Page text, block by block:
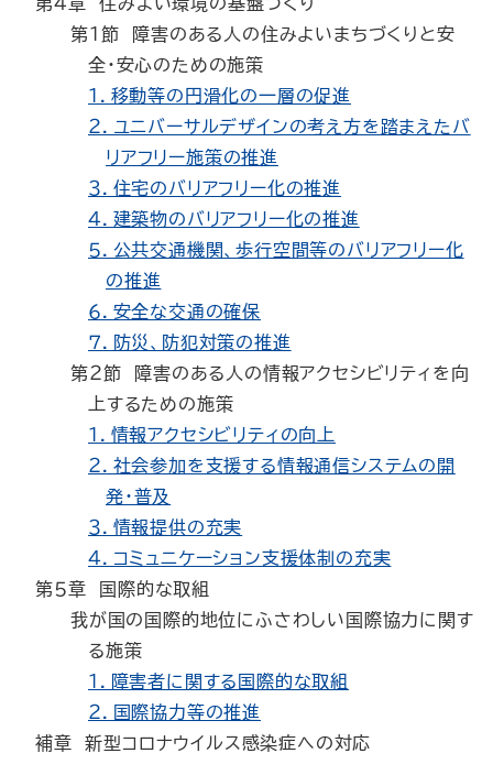
第１節 障害のある人の住みよいまちづくりと安
全・安心のための施策
１．移動等の円滑化の一層の促進
２．ユニバーサルデザインの考え方を踏まえたバ
リアフリー施策の推進
３．住宅のバリアフリー化の推進
４．建築物のバリアフリー化の推進
５．公共交通機関、歩行空間等のバリアフリー化
の推進
６．安全な交通の確保
７．防災、防犯対策の推進
第２節 障害のある人の情報アクセシビリティを向
上するための施策
１．情報アクセシビリティの向上
２．社会参加を支援する情報通信システムの開
発・普及
３．情報提供の充実
４．コミュニケーション支援体制の充実
第５章 国際的な取組
我が国の国際的地位にふさわしい国際協力に関す
る施策
１．障害者に関する国際的な取組
２．国際協力等の推進
補章 新型コロナウイルス感染症への対応